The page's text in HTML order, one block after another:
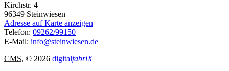
Kirchstr. 4
96349 Steinwiesen
Adresse auf Karte anzeigen
Telefon: 09262/99150
E-Mail: info@steinwiesen.de
CMS, © 2026 digitalfabriX